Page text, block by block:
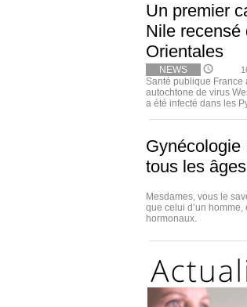
Un premier
Nile recensé
Orientales
NEWS
Santé publique France
autochtone de virus
a été infecté dans les
Gynécologie
tous les âges
Mesdames, vous le
que celui d’un
hormonaux.